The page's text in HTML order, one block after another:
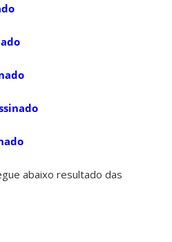
abaixo resultado das